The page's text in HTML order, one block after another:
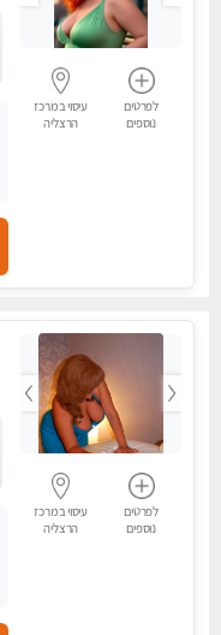
לפרטים
נוספים
עיסוי במרכז
הרצליה
לפרטים
נוספים
עיסוי במרכז
הרצליה